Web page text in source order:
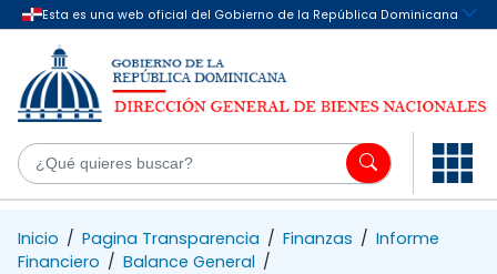
Saltar al contenido principal
Inicio / Pagina Transparencia / Finanzas / Informe
Financiero / Balance General /